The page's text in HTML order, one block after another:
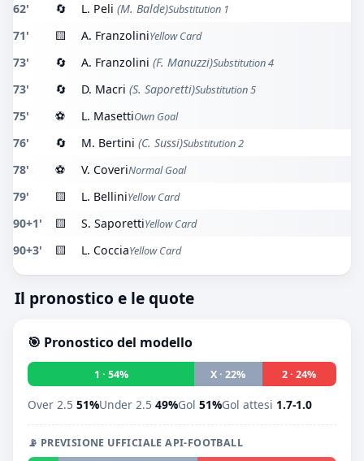
62' 🔄 L. Peli (M. Balde)Substitution 1
71' 🟨 A. FranzoliniYellow Card
73' 🔄 A. Franzolini (F. Manuzzi)Substitution 4
73' 🔄 D. Macri (S. Saporetti)Substitution 5
75' ⚽ L. MasettiOwn Goal
76' 🔄 M. Bertini (C. Sussi)Substitution 2
78' ⚽ V. CoveriNormal Goal
79' 🟨 L. BelliniYellow Card
90+1' 🟨 S. SaporettiYellow Card
90+3' 🟨 L. CocciaYellow Card
Il pronostico e le quote
🎯 Pronostico del modello
1 · 54% X · 22% 2 · 24%
Over 2.5 51%Under 2.5 49%Gol 51%Gol attesi 1.7-1.0
📡 PREVISIONE UFFICIALE API-FOOTBALL